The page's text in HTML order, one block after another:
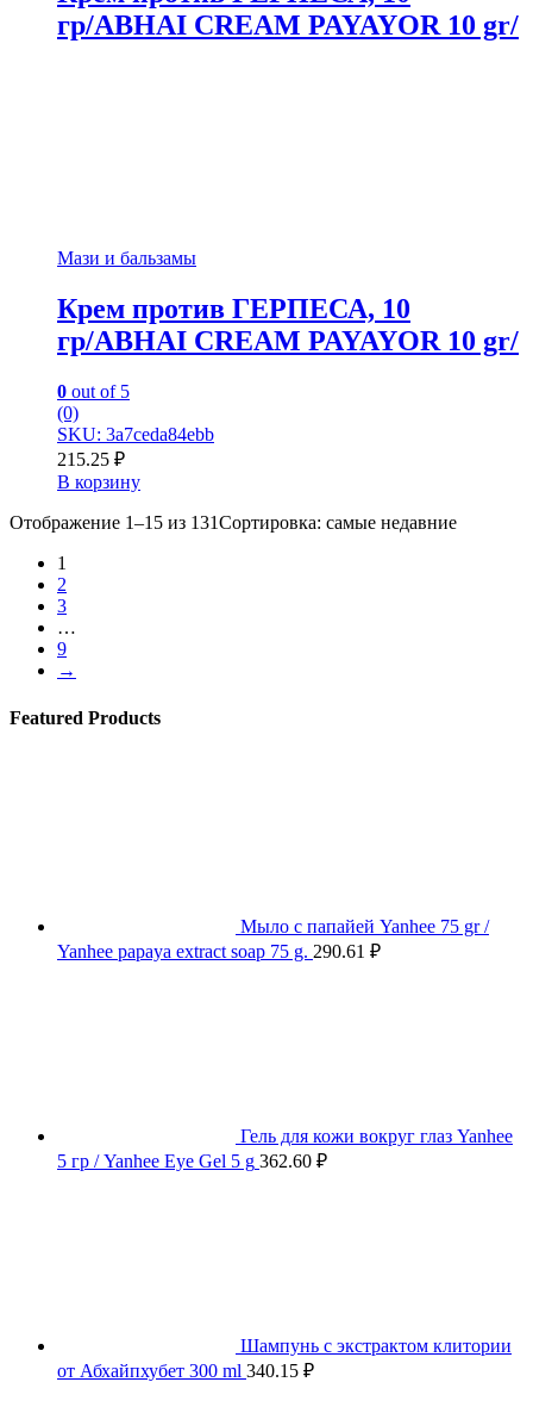
гр/ABHAI CREAM PAYAYOR 10 gr/
Мази и бальзамы
Крем против ГЕРПЕСА, 10
гр/ABHAI CREAM PAYAYOR 10 gr/
0 out of 5
(0)
SKU: 3a7ceda84ebb
215.25 ₽
В корзину
Отображение 1–15 из 131Сортировка: самые недавние
1
2
3
…
9
→
Featured Products
Мыло с папайей Yanhee 75 gr /
Yanhee papaya extract soap 75 g. 290.61 ₽
Гель для кожи вокруг глаз Yanhee
5 гр / Yanhee Eye Gel 5 g 362.60 ₽
Шампунь с экстрактом клитории
от Абхайпхубет 300 ml 340.15 ₽